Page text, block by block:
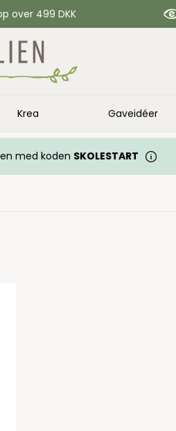
over 499 DKK
Krea Gaveidéer
med koden SKOLESTART